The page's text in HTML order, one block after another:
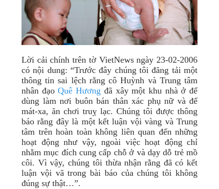
Lời cải chính trên tờ VietNews ngày 23-02-2006
có nội dung: “Trước đây chúng tôi đăng tải một
thông tin sai lệch rằng cô Huỳnh và Trung tâm
nhân đạoQuê Hương đã xây một khu nhà ở để
dùng làm nơi buôn bán thân xác phụ nữ và để
mát-xa, ăn chơi truỵ lạc. Chúng tôi được thông
báo rằng đây là một kết luận vội vàng và Trung
tâm trên hoàn toàn không liên quan đến những
hoạt động như vậy, ngoài việc hoạt động chỉ
nhằm mục đích cung cấp chỗ ở và dạy dỗ trẻ mồ
côi. Vì vậy, chúng tôi thừa nhận rằng đã có kết
luận vội vã trong bài báo của chúng tôi không
đúng sự thật…”.